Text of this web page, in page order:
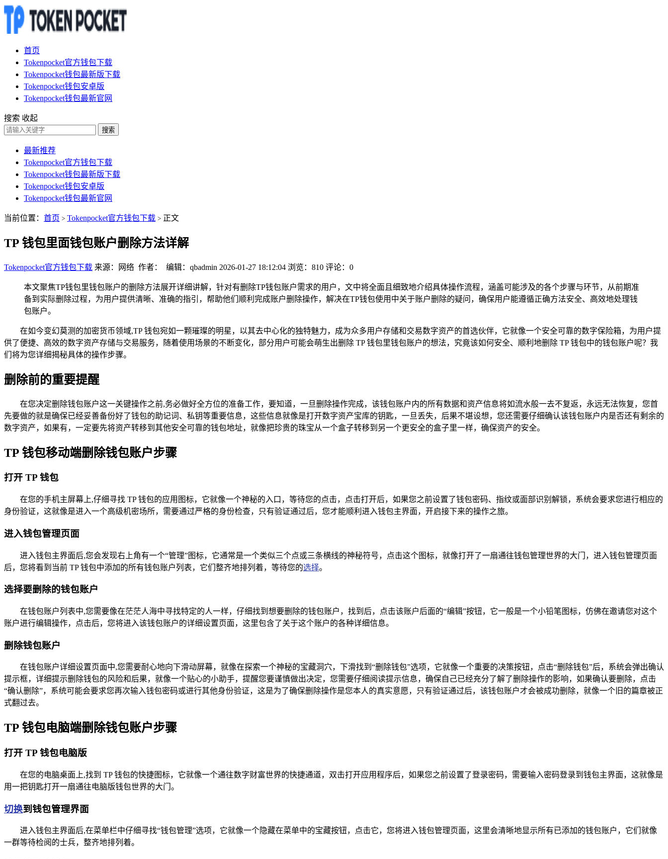
首页
Tokenpocket官方钱包下载
Tokenpocket钱包最新版下载
Tokenpocket钱包安卓版
Tokenpocket钱包最新官网
搜索 收起
搜索
最新推荐
Tokenpocket官方钱包下载
Tokenpocket钱包最新版下载
Tokenpocket钱包安卓版
Tokenpocket钱包最新官网
当前位置： 首页 > Tokenpocket官方钱包下载 > 正文
TP 钱包里面钱包账户删除方法详解
Tokenpocket官方钱包下载 来源：网络 作者： 编辑：qbadmin 2026-01-27 18:12:04 浏览：810 评论：0
本文聚焦TP钱包里钱包账户的删除方法展开详细讲解，针对有删除TP钱包账户需求的用户，文中将全面且细致地介绍具体操作流程，涵盖可能涉及的各个步骤与环节，从前期准
备到实际删除过程，为用户提供清晰、准确的指引，帮助他们顺利完成账户删除操作，解决在TP钱包使用中关于账户删除的疑问，确保用户能遵循正确方法安全、高效地处理钱
包账户。
在如今变幻莫测的加密货币领域,TP 钱包宛如一颗璀璨的明星，以其去中心化的独特魅力，成为众多用户存储和交易数字资产的首选伙伴，它就像一个安全可靠的数字保险箱，为用户提
供了便捷、高效的数字资产存储与交易服务，随着使用场景的不断变化，部分用户可能会萌生出删除 TP 钱包里钱包账户的想法，究竟该如何安全、顺利地删除 TP 钱包中的钱包账户呢？我
们将为您详细揭秘具体的操作步骤。
删除前的重要提醒
在您决定删除钱包账户这一关键操作之前,务必做好全方位的准备工作，要知道，一旦删除操作完成，该钱包账户内的所有数据和资产信息将如流水般一去不复返，永远无法恢复，您首
先要做的就是确保已经妥善备份好了钱包的助记词、私钥等重要信息，这些信息就像是打开数字资产宝库的钥匙，一旦丢失，后果不堪设想，您还需要仔细确认该钱包账户内是否还有剩余的
数字资产，如果有，一定要先将资产转移到其他安全可靠的钱包地址，就像把珍贵的珠宝从一个盒子转移到另一个更安全的盒子里一样，确保资产的安全。
TP 钱包移动端删除钱包账户步骤
打开 TP 钱包
在您的手机主屏幕上,仔细寻找 TP 钱包的应用图标，它就像一个神秘的入口，等待您的点击，点击打开后，如果您之前设置了钱包密码、指纹或面部识别解锁，系统会要求您进行相应的
身份验证，这就像是进入一个高级机密场所，需要通过严格的身份检查，只有验证通过后，您才能顺利进入钱包主界面，开启接下来的操作之旅。
进入钱包管理页面
进入钱包主界面后,您会发现右上角有一个“管理”图标，它通常是一个类似三个点或三条横线的神秘符号，点击这个图标，就像打开了一扇通往钱包管理世界的大门，进入钱包管理页面
后，您将看到当前 TP 钱包中添加的所有钱包账户列表，它们整齐地排列着，等待您的选择。
选择要删除的钱包账户
在钱包账户列表中,您需要像在茫茫人海中寻找特定的人一样，仔细找到想要删除的钱包账户，找到后，点击该账户后面的“编辑”按钮，它一般是一个小铅笔图标，仿佛在邀请您对这个
账户进行编辑操作，点击后，您将进入该钱包账户的详细设置页面，这里包含了关于这个账户的各种详细信息。
删除钱包账户
在钱包账户详细设置页面中,您需要耐心地向下滑动屏幕，就像在探索一个神秘的宝藏洞穴，下滑找到“删除钱包”选项，它就像一个重要的决策按钮，点击“删除钱包”后，系统会弹出确认
提示框，详细提示删除钱包的风险和后果，就像一个贴心的小助手，提醒您要谨慎做出决定，您需要仔细阅读提示信息，确保自己已经充分了解了删除操作的影响，如果确认要删除，点击
“确认删除”，系统可能会要求您再次输入钱包密码或进行其他身份验证，这是为了确保删除操作是您本人的真实意愿，只有验证通过后，该钱包账户才会被成功删除，就像一个旧的篇章被正
式翻过去。
TP 钱包电脑端删除钱包账户步骤
打开 TP 钱包电脑版
在您的电脑桌面上,找到 TP 钱包的快捷图标，它就像一个通往数字财富世界的快捷通道，双击打开应用程序后，如果您之前设置了登录密码，需要输入密码登录到钱包主界面，这就像是
用一把钥匙打开一扇通往电脑版钱包世界的大门。
切换到钱包管理界面
进入钱包主界面后,在菜单栏中仔细寻找“钱包管理”选项，它就像一个隐藏在菜单中的宝藏按钮，点击它，您将进入钱包管理页面，这里会清晰地显示所有已添加的钱包账户，它们就像
一群等待检阅的士兵，整齐地排列着。